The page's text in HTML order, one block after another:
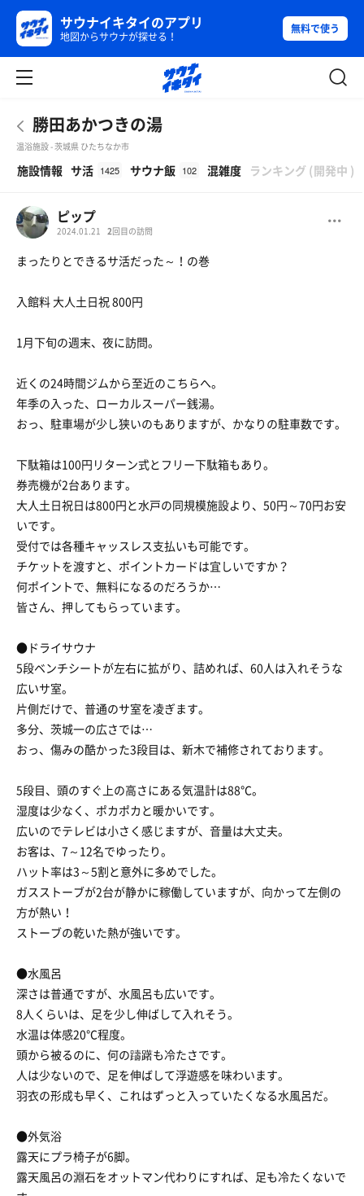
サウナイキタイのアプリ
地図からサウナが探せる！
無料で使う
勝田あかつきの湯
温浴施設 - 茨城県 ひたちなか市
施設情報 サ活 1425 サウナ飯 102 混雑度 ランキング (開発中 )
ピップ
2024.01.21 2回目の訪問
まったりとできるサ活だった～！の巻
入館料 大人土日祝 800円
1月下旬の週末、夜に訪問。
近くの24時間ジムから至近のこちらへ。
年季の入った、ローカルスーパー銭湯。
おっ、駐車場が少し狭いのもありますが、かなりの駐車数です。
下駄箱は100円リターン式とフリー下駄箱もあり。
券売機が2台あります。
大人土日祝日は800円と水戸の同規模施設より、50円～70円お安
いです。
受付では各種キャッスレス支払いも可能です。
チケットを渡すと、ポイントカードは宜しいですか？
何ポイントで、無料になるのだろうか…
皆さん、押してもらっています。
●ドライサウナ
5段ベンチシートが左右に拡がり、詰めれば、60人は入れそうな
広いサ室。
片側だけで、普通のサ室を凌ぎます。
多分、茨城一の広さでは…
おっ、傷みの酷かった3段目は、新木で補修されております。
5段目、頭のすぐ上の高さにある気温計は88℃。
湿度は少なく、ポカポカと暖かいです。
広いのでテレビは小さく感じますが、音量は大丈夫。
お客は、7～12名でゆったり。
ハット率は3～5割と意外に多めでした。
ガスストーブが2台が静かに稼働していますが、向かって左側の
方が熱い！
ストーブの乾いた熱が強いです。
●水風呂
深さは普通ですが、水風呂も広いです。
8人くらいは、足を少し伸ばして入れそう。
水温は体感20℃程度。
頭から被るのに、何の躊躇も冷たさです。
人は少ないので、足を伸ばして浮遊感を味わいます。
羽衣の形成も早く、これはずっと入っていたくなる水風呂だ。
●外気浴
露天にプラ椅子が6脚。
露天風呂の淵石をオットマン代わりにすれば、足も冷たくないで